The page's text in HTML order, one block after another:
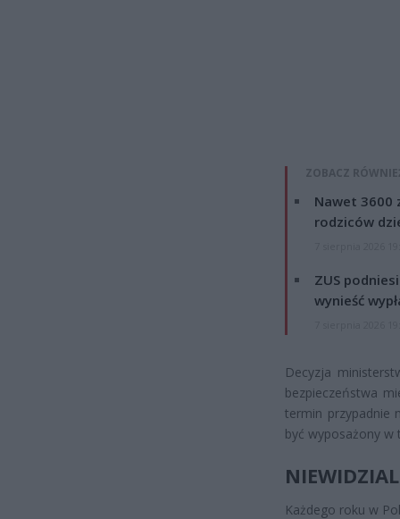
ZOBACZ
Nawet 3600
rodziców
ZUS
wynieść
Decyzja
bezpieczeństwa
termin przypadnie
być wyposażony w
Każdego roku w